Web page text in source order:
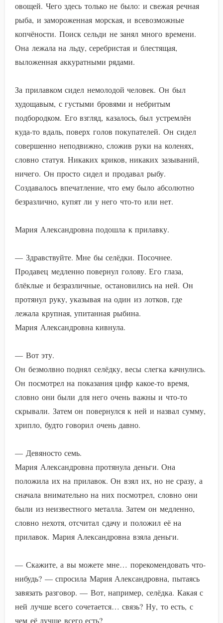
овощей. Чего здесь только не было: и свежая речная
рыба, и замороженная морская, и всевозможные
копчёности. Поиск сельди не занял много времени.
Она лежала на льду, серебристая и блестящая,
выложенная аккуратными рядами.
За прилавком сидел немолодой человек. Он был
худощавым, с густыми бровями и небритым
подбородком. Его взгляд, казалось, был устремлён
куда-то вдаль, поверх голов покупателей. Он сидел
совершенно неподвижно, сложив руки на коленях,
словно статуя. Никаких криков, никаких зазываний,
ничего. Он просто сидел и продавал рыбу.
Создавалось впечатление, что ему было абсолютно
безразлично, купят ли у него что-то или нет.
Мария Александровна подошла к прилавку.
— Здравствуйте. Мне бы селёдки. Посочнее.
Продавец медленно повернул голову. Его глаза,
блёклые и безразличные, остановились на ней. Он
протянул руку, указывая на один из лотков, где
лежала крупная, упитанная рыбина.
Мария Александровна кивнула.
— Вот эту.
Он безмолвно поднял селёдку, весы слегка качнулись.
Он посмотрел на показания цифр какое-то время,
словно они были для него очень важны и что-то
скрывали. Затем он повернулся к ней и назвал сумму,
хрипло, будто говорил очень давно.
— Девяносто семь.
Мария Александровна протянула деньги. Она
положила их на прилавок. Он взял их, но не сразу, а
сначала внимательно на них посмотрел, словно они
были из неизвестного металла. Затем он медленно,
словно нехотя, отсчитал сдачу и положил её на
прилавок. Мария Александровна взяла деньги.
— Скажите, а вы можете мне… порекомендовать что-
нибудь? — спросила Мария Александровна, пытаясь
завязать разговор. — Вот, например, селёдка. Какая с
ней лучше всего сочетается… связь? Ну, то есть, с
чем её лучше всего есть?